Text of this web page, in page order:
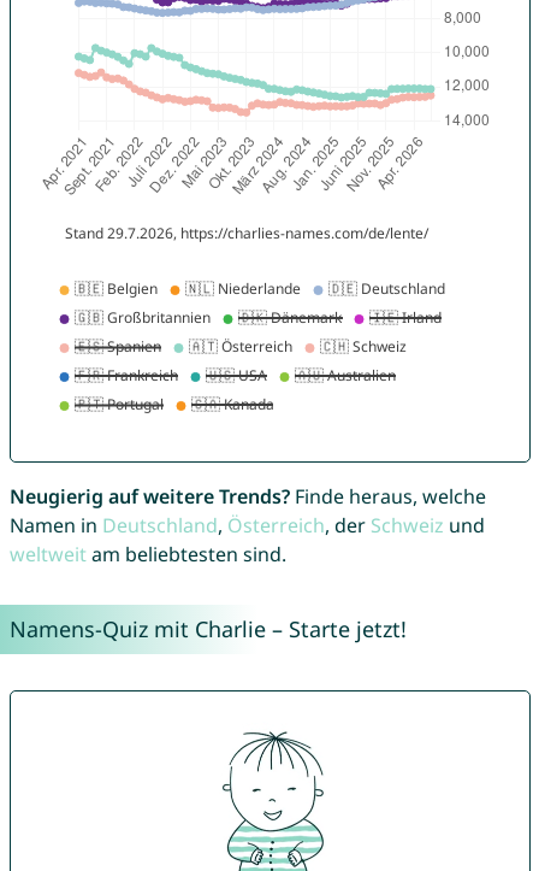
Neugierig auf weitere Trends?Finde heraus, welche
Namen in Deutschland, Österreich, der Schweiz und
weltweitam beliebtesten sind.
Namens-Quiz mit Charlie – Starte jetzt!